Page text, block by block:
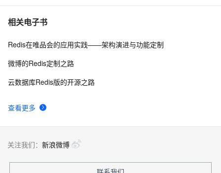
相关电子书
查看更多
Redis在唯品会的应用实践——架构演进与功能定制
微博的Redis定制之路
云数据库Redis版的开源之路
关注我们： 新浪微博